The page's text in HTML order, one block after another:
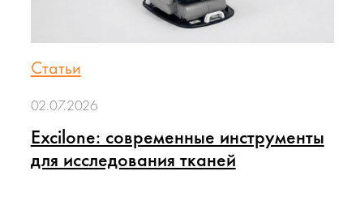
Статьи
02.07.2026
Excilone: современные инструменты
для исследования тканей